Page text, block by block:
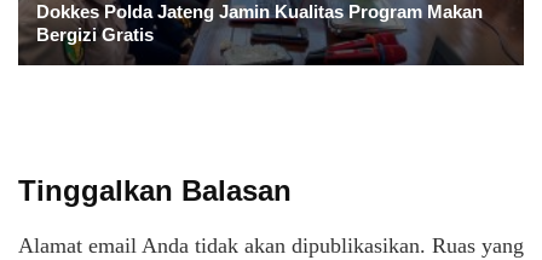
Dokkes Polda Jateng Jamin Kualitas Program Makan
Bergizi Gratis
Tinggalkan Balasan
Alamat email Anda tidak akan dipublikasikan. Ruas yang